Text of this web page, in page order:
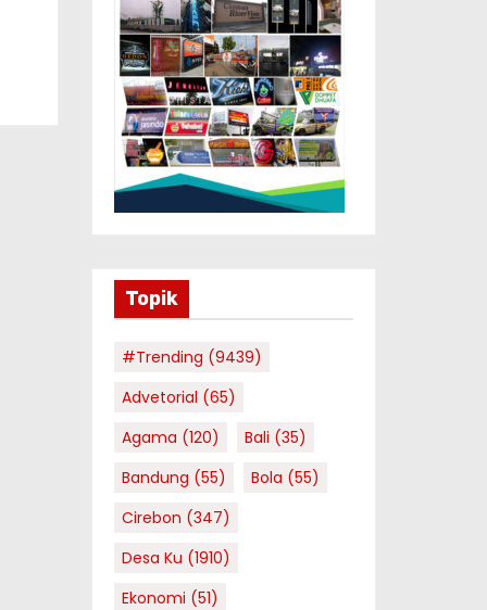
Topik
#Trending (9439)
Advetorial (65)
Agama (120) Bali (35)
Bandung (55) Bola (55)
Cirebon (347)
Desa Ku (1910)
Ekonomi (51)